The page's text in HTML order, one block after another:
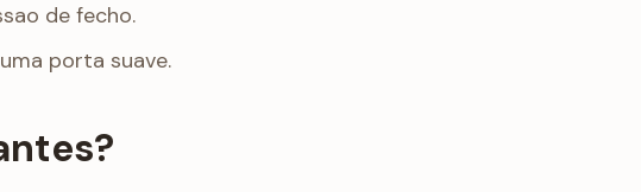
de fecho.
porta suave.